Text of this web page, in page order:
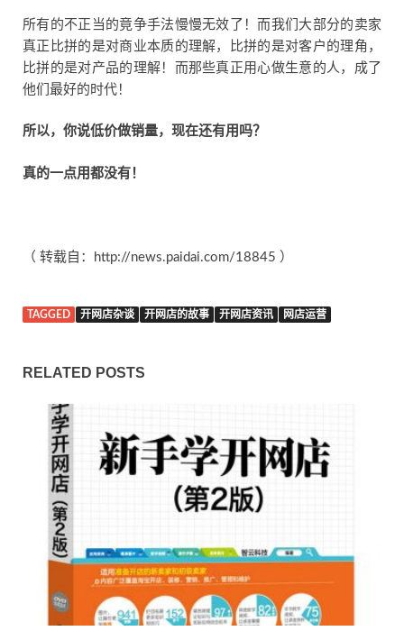
所有的不正当的竟争手法慢慢无效了！而我们大部分的卖家
真正比拼的是对商业本质的理解，比拼的是对客户的理角，
比拼的是对产品的理解！而那些真正用心做生意的人，成了
他们最好的时代！
所以，你说低价做销量，现在还有用吗？
真的一点用都没有！
（ 转载自：http://news.paidai.com/18845 ）
TAGGED 开网店杂谈 开网店的故事 开网店资讯 网店运营
RELATED POSTS